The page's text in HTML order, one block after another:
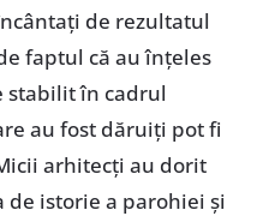
de rezultatul
faptul că au înţeles
stabilit în cadrul
au fost dăruiţi pot fi
arhitecţi au dorit
de istorie a parohiei şi